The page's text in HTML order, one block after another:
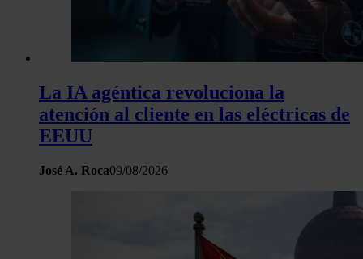
La IA agéntica revoluciona la
atención al cliente en las eléctricas de
EEUU
José A. Roca09/08/2026